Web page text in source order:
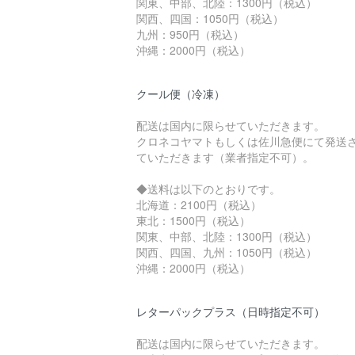
関西、四国：1050円（税込）
九州：950円（税込）
沖縄：2000円（税込）
クール便（冷凍）
配送は国内に限らせていただきます。
クロネコヤマトもしくは佐川急便にて発送
ていただきます（業者指定不可）。
◆送料は以下のとおりです。
北海道：2100円（税込）
東北：1500円（税込）
関東、中部、北陸：1300円（税込）
関西、四国、九州：1050円（税込）
沖縄：2000円（税込）
レターパックプラス（日時指定不可）
配送は国内に限らせていただきます。